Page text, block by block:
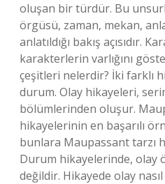
oluşan bir türdür. Bu
örgüsü, zaman, mekan,
anlatıldığı bakış açısıdır.
karakterlerin varlığını
çeşitleri nelerdir? İki farklı
durum. Olay hikayeleri,
bölümlerinden oluşur.
hikayelerinin en başarılı
bunlara Maupassant tarzı
Durum hikayelerinde, olay
değildir. Hikayede olay